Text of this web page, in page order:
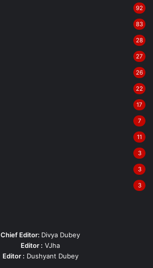
92
83
28
27
26
22
17
7
11
3
3
3
Chief Editor: Divya Dubey
Editor : VJha
Editor : Dushyant Dubey